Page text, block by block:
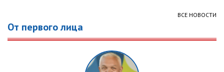
ВСЕ НОВОСТИ
От первого лица